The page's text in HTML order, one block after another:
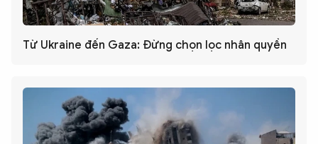
Từ Ukraine đến Gaza: Đừng chọn lọc nhân quyền